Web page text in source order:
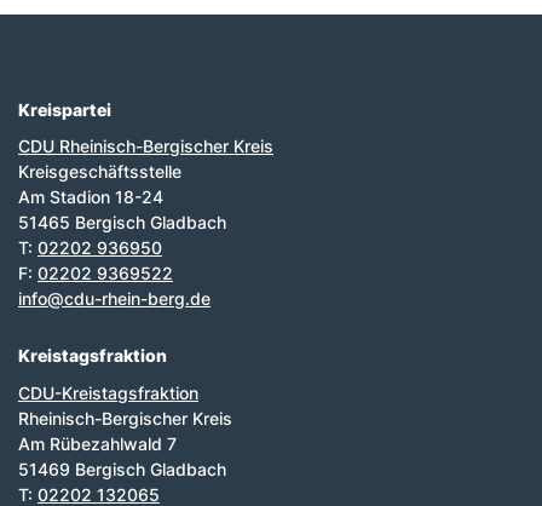
Fußbereich
Kreispartei
CDU Rheinisch-Bergischer Kreis
Kreisgeschäftsstelle
Am Stadion 18-24
51465 Bergisch Gladbach
T: 02202 936950
F: 02202 9369522
info@cdu-rhein-berg.de
Kreistagsfraktion
CDU-Kreistagsfraktion
Rheinisch-Bergischer Kreis
Am Rübezahlwald 7
51469 Bergisch Gladbach
T: 02202 132065